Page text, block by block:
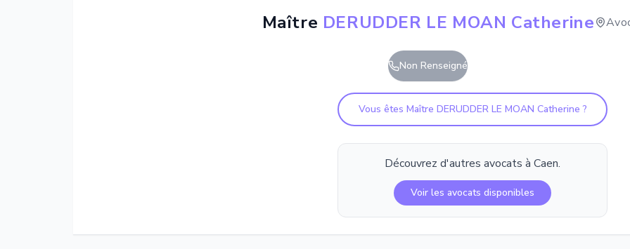
Maître DERUDDER LE MOAN Catherine
Non Renseigné
Vous êtes Maître DERUDDER LE MOAN Catherine ?
Découvrez d'autres avocats à Caen.
Voir les avocats disponibles